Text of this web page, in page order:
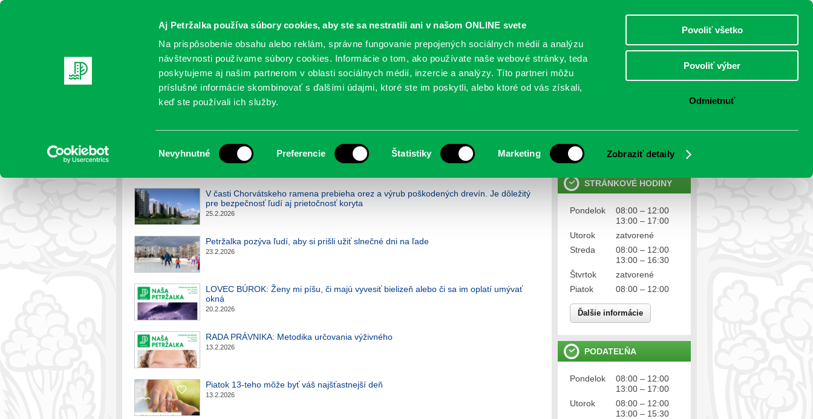
Aj Petržalka používa súbory cookies, aby ste sa nestratili ani v našom ONLINE svete
Na prispôsobenie obsahu alebo reklám, správne fungovanie prepojených sociálnych médií a analýzu
návštevnosti používame súbory cookies. Informácie o tom, ako používate naše webové stránky, teda
poskytujeme aj našim partnerom v oblasti sociálnych médií, inzercie a analýzy. Títo partneri môžu
príslušné informácie skombinovať s ďalšími údajmi, ktoré ste im poskytli, alebo ktoré od vás získali,
keď ste používali ich služby.
súhlasu
Nevyhnutné Preferencie Štatistiky Marketing Zobraziť detaily
Povoliť všetko
Povoliť výber
Odmietnuť
Oficiálne stránky
PETRŽALSKÉ KONTO
AKTUALITY SAMOSPRÁVA ORGANIZÁCIE OBLASTI NOVINY MAPY TLAČIVÁ KONTAKTY
Ochrana osobných údajov
STRÁNKOVÉ HODINY
Pondelok
08:00 – 12:00
13:00 – 17:00
Utorok
zatvorené
Streda
08:00 – 12:00
13:00 – 16:30
Štvrtok
zatvorené
Piatok
08:00 – 12:00
Ďalšie informácie
PODATEĽŇA
Pondelok
08:00 – 12:00
13:00 – 17:00
Utorok
08:00 – 12:00
13:00 – 15:30
Život v samospráve
Petržalka>Život v samospráve
V časti Chorvátskeho ramena prebieha orez a výrub poškodených drevín. Je dôležitý
pre bezpečnosť ľudí aj prietočnosť koryta
25.2.2026
Petržalka pozýva ľudí, aby si prišli užiť slnečné dni na ľade
23.2.2026
LOVEC BÚROK: Ženy mi píšu, či majú vyvesiť bielizeň alebo či sa im oplatí umývať
okná
20.2.2026
RADA PRÁVNIKA: Metodika určovania výživného
13.2.2026
Piatok 13-teho môže byť váš najšťastnejší deň
13.2.2026